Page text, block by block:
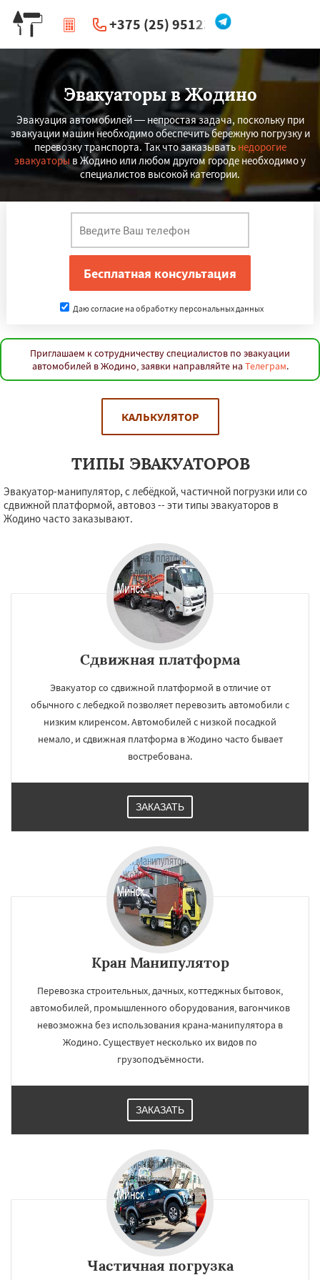
+375 (25) 951234
| Перезвоните мне
Эвакуаторы в Жодино
Эвакуация автомобилей — непростая задача, поскольку при
эвакуации машин необходимо обеспечить бережную погрузку и
перевозку транспорта. Так что заказывать недорогие
эвакуаторыв Жодино или любом другом городе необходимо у
специалистов высокой категории.
Даю согласие на обработку персональных данных
Приглашаем к сотрудничеству специалистов по эвакуации
автомобилей в Жодино, заявки направляйте на Телеграм.
КАЛЬКУЛЯТОР
ТИПЫ ЭВАКУАТОРОВ
Эвакуатор-манипулятор, с лебёдкой, частичной погрузки или со
сдвижной платформой, автовоз -- эти типы эвакуаторов в
Жодино часто заказывают.
Сдвижная платформа
Эвакуатор со сдвижной платформой в отличие от
обычного с лебедкой позволяет перевозить автомобили с
низким клиренсом. Автомобилей с низкой посадкой
немало, и сдвижная платформа в Жодино часто бывает
востребована.
ЗАКАЗАТЬ
Кран Манипулятор
Перевозка строительных, дачных, коттеджных бытовок,
автомобилей, промышленного оборудования, вагончиков
невозможна без использования крана-манипулятора в
Жодино. Существует несколько их видов по
грузоподъёмности.
ЗАКАЗАТЬ
Частичная погрузка